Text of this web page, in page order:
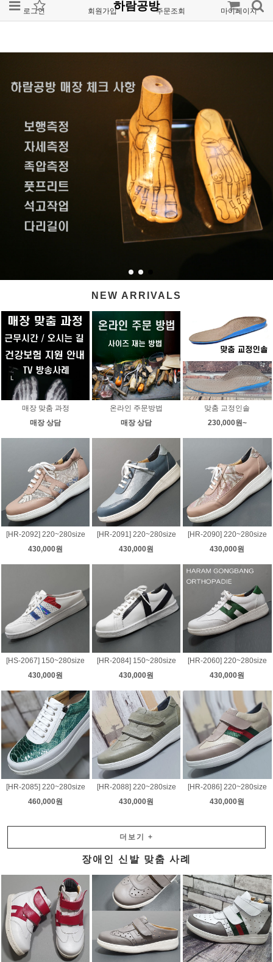
로그인 회원가입 주문조회 마이페이지
하람공방
NEW ARRIVALS
매장 맞춤 과정
매장 상담
온라인 주문방법
매장 상담
맞춤 교정인솔
230,000원~
[HR-2092] 220~280size
430,000원
[HR-2091] 220~280size
430,000원
[HR-2090] 220~280size
430,000원
[HS-2067] 150~280size
430,000원
[HR-2084] 150~280size
430,000원
[HR-2060] 220~280size
430,000원
[HR-2085] 220~280size
460,000원
[HR-2088] 220~280size
430,000원
[HR-2086] 220~280size
430,000원
더보기 +
장애인 신발 맞춤 사례